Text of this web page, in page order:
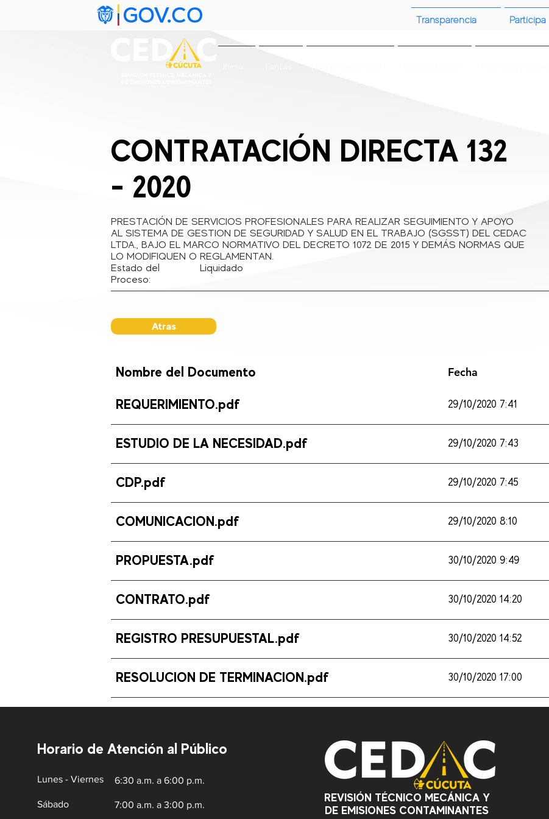
Transparencia Participa
CONTRATACIÓN DIRECTA 132
- 2020
PRESTACIÓN DE SERVICIOS PROFESIONALES PARA REALIZAR SEGUIMIENTO Y APOYO
AL SISTEMA DE GESTION DE SEGURIDAD Y SALUD EN EL TRABAJO (SGSST) DEL CEDAC
LTDA., BAJO EL MARCO NORMATIVO DEL DECRETO 1072 DE 2015 Y DEMÁS NORMAS QUE
LO MODIFIQUEN O REGLAMENTAN.
Estado del
Proceso:
Liquidado
Atras
Nombre del Documento Fecha
REQUERIMIENTO.pdf 29/10/2020 7:41
ESTUDIO DE LA NECESIDAD.pdf 29/10/2020 7:43
CDP.pdf 29/10/2020 7:45
COMUNICACION.pdf 29/10/2020 8:10
PROPUESTA.pdf 30/10/2020 9:49
CONTRATO.pdf 30/10/2020 14:20
REGISTRO PRESUPUESTAL.pdf 30/10/2020 14:52
RESOLUCION DE TERMINACION.pdf 30/10/2020 17:00
Horario de Atención al Público
Lunes - Viernes 6:30 a.m. a 6:00 p.m.
Sábado 7:00 a.m. a 3:00 p.m.
REVISIÓN TÉCNICO MECÁNICA Y
DE EMISIONES CONTAMINANTES